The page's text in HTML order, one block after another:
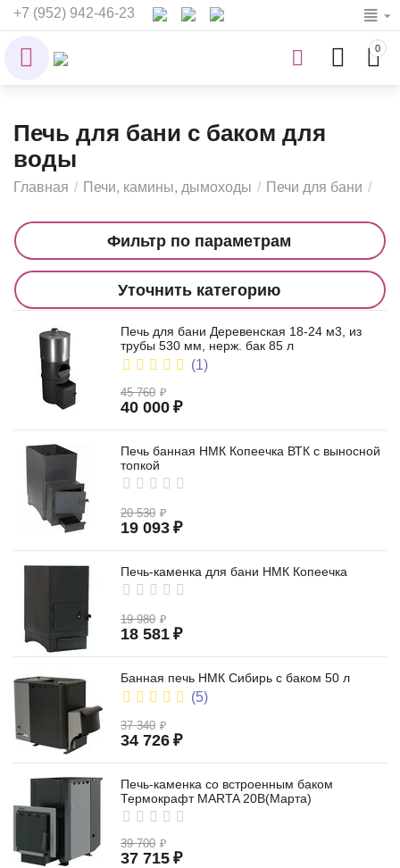
+7 (952) 942-46-23
0
Печь для бани с баком для
воды
Главная / Печи, камины, дымоходы / Печи для бани /
Фильтр по параметрам
Уточнить категорию
Печь для бани Деревенская 18-24 м3, из
трубы 530 мм, нерж. бак 85 л
(1)
45 760 ₽
40 000 ₽
Печь банная НМК Копеечка ВТК с выносной
топкой
20 530 ₽
19 093 ₽
Печь-каменка для бани НМК Копеечка
19 980 ₽
18 581 ₽
Банная печь НМК Сибирь с баком 50 л
(5)
37 340 ₽
34 726 ₽
Печь-каменка со встроенным баком
Термокрафт MARTA 20B(Марта)
39 700 ₽
37 715 ₽